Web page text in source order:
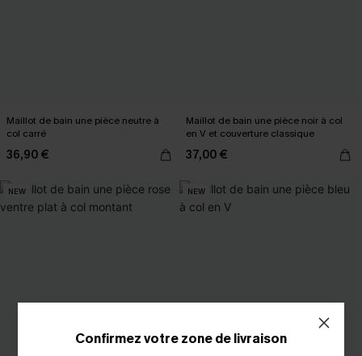
Maillot de bain une pièce neutre à
col carré
36,90 €
Maillot de bain une pièce noir à col
en V et couverture classique
37,00 €
NEW NEW
Confirmez votre zone de livraison